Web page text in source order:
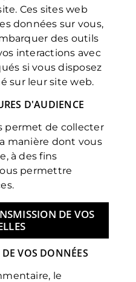
Ces sites web
données sur vous,
des outils
interactions avec
si vous disposez
sur leur site web.
D'AUDIENCE
permet de collecter
manière dont vous
à des fins
permettre
DE VOS
VOS DONNÉES
le